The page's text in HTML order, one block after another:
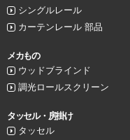
シングルレール
カーテンレール 部品
メカもの
ウッドブラインド
調光ロールスクリーン
タッセル・房掛け
タッセル